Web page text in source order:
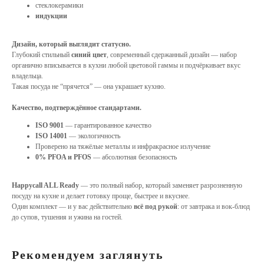
стеклокерамики
индукции
Дизайн, который выглядит статусно.
Глубокий стильный синий цвет, современный сдержанный дизайн — набор
органично вписывается в кухни любой цветовой гаммы и подчёркивает вкус
владельца.
Такая посуда не “прячется” — она украшает кухню.
Качество, подтверждённое стандартами.
ISO 9001 — гарантированное качество
ISO 14001 — экологичность
Проверено на тяжёлые металлы и инфракрасное излучение
0% PFOA и PFOS — абсолютная безопасность
Happycall ALL Ready — это полный набор, который заменяет разрозненную
посуду на кухне и делает готовку проще, быстрее и вкуснее.
Один комплект — и у вас действительно всё под рукой: от завтрака и вок-блюд
до супов, тушения и ужина на гостей.
Рекомендуем заглянуть